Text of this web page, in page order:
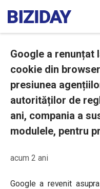
Google a renunțat
cookie din
presiunea
autorităților de
ani, compania a
modulele, pentru
acum 2 ani
Google a revenit